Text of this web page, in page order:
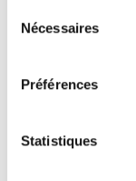
Nécessaires
Préférences
Statistiques